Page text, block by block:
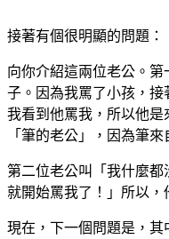
接著有個很明顯的問題：
向你介紹這兩位老公。
子。因為我罵了小孩，
我看到他罵我，所以他
「筆的老公」，因為筆來
第二位老公叫「我什麼
就開始罵我了！」所以，
現在，下一個問題是，